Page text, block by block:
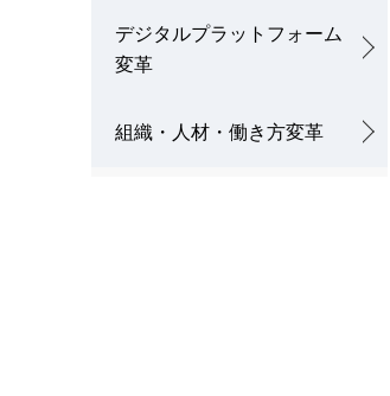
デジタルプラットフォーム
変革
組織・人材・働き方変革